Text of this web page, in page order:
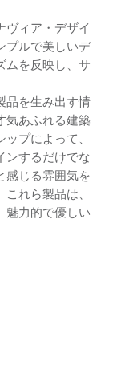
ヴィア・デザイ
プルで美しいデ
ムを反映し、サ
品を生み出す情
気あふれる建築
プによって、
ンするだけでな
感じる雰囲気を
れら製品は、
魅力的で優しい